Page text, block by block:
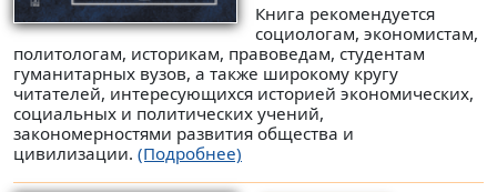
Книга рекомендуется
социологам, экономистам,
политологам, историкам, правоведам, студентам
гуманитарных вузов, а также широкому кругу
читателей, интересующихся историей экономических,
социальных и политических учений,
закономерностями развития общества и
цивилизации. (Подробнее)